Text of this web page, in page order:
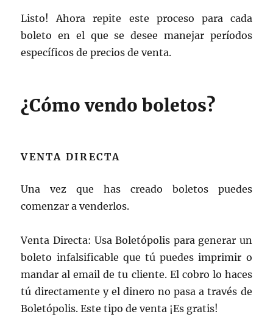
Listo! Ahora repite este proceso para cada
boleto en el que se desee manejar períodos
específicos de precios de venta.
¿Cómo vendo boletos?
VENTA DIRECTA
Una vez que has creado boletos puedes
comenzar a venderlos.
Venta Directa: Usa Boletópolis para generar un
boleto infalsificable que tú puedes imprimir o
mandar al email de tu cliente. El cobro lo haces
tú directamente y el dinero no pasa a través de
Boletópolis. Este tipo de venta ¡Es gratis!